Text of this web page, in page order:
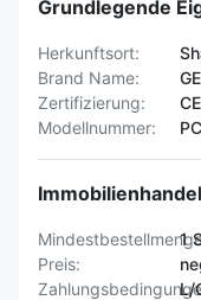
Grundlegende
Herkunftsort:
Brand Name:
GE
Zertifizierung:
Modellnummer:
PC
Immobilienhandel
1
Preis:
L/